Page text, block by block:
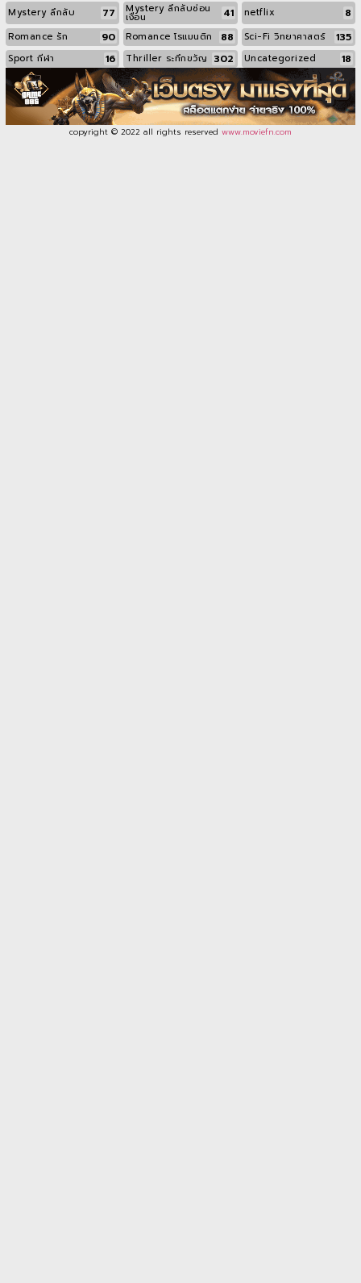
Mystery ลึกลับ 77 Mystery ลึกลับซ่อน
เงื่อน 41 netflix 8
Romance รัก 90 Romance โรแมนติก 88 Sci-Fi วิทยาศาสตร์ 135
Sport กีฬา 16 Thriller ระทึกขวัญ 302 Uncategorized 18
copyright © 2022 all rights reserved www.moviefn.com